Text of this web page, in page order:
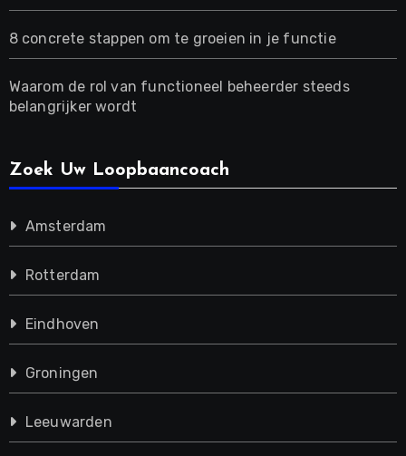
8 concrete stappen om te groeien in je functie
Waarom de rol van functioneel beheerder steeds
belangrijker wordt
Zoek Uw Loopbaancoach
Amsterdam
Rotterdam
Eindhoven
Groningen
Leeuwarden